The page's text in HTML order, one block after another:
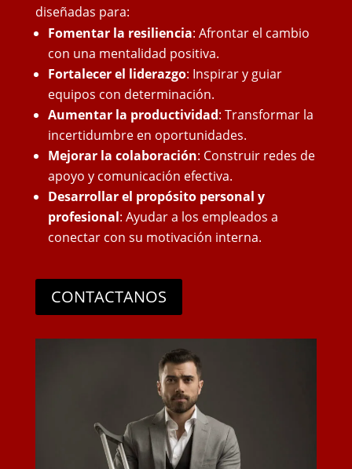
diseñadas para:
Fomentar la resiliencia: Afrontar el cambio
con una mentalidad positiva.
Fortalecer el liderazgo: Inspirar y guiar
equipos con determinación.
Aumentar la productividad: Transformar la
incertidumbre en oportunidades.
Mejorar la colaboración: Construir redes de
apoyo y comunicación efectiva.
Desarrollar el propósito personal y
profesional: Ayudar a los empleados a
conectar con su motivación interna.
CONTACTANOS